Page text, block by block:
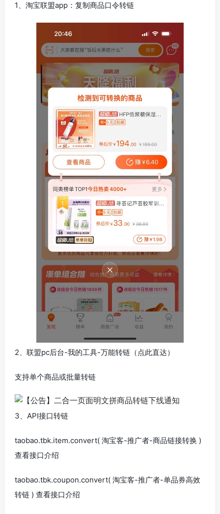
1、淘宝联盟app：复制商品口令转链
2、联盟pc后台-我的工具-万能转链（点此直达）
支持单个商品或批量转链
3、API接口转链
taobao.tbk.item.convert( 淘宝客-推广者-商品链接转换 )
查看接口介绍
taobao.tbk.coupon.convert( 淘宝客-推广者-单品券高效
转链 ) 查看接口介绍